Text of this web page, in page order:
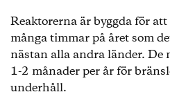
Reaktorerna är byggda för
många timmar på året som
nästan alla andra länder. De
1-2 månader per år för
underhåll.